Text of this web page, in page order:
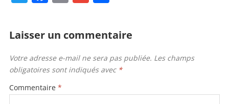
itt
er
c
e
b
o
o
ai
l
ai
l
ta
g
er
Laisser un commentaire
Votre adresse e-mail ne sera pas publiée. Les champs
obligatoires sont indiqués avec *
Commentaire *